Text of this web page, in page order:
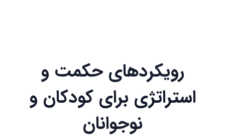
رویکردهای حکمت و
استراتژی برای کودکان و
نوجوانان